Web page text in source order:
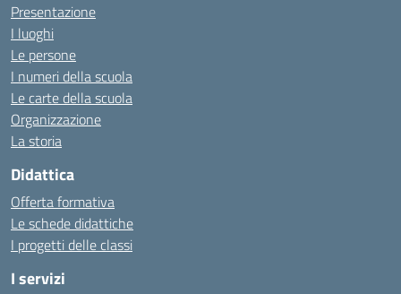
Presentazione
I luoghi
Le persone
I numeri della scuola
Le carte della scuola
Organizzazione
La storia
Didattica
Offerta formativa
Le schede didattiche
I progetti delle classi
I servizi